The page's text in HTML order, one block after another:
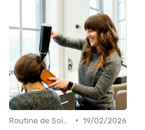
• 19/02/2026